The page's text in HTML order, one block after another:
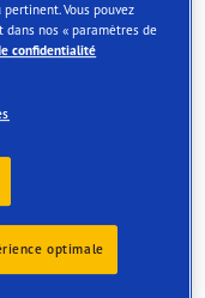
en
Vous pouvez
nos « paramètres de
confidentialité
optimale